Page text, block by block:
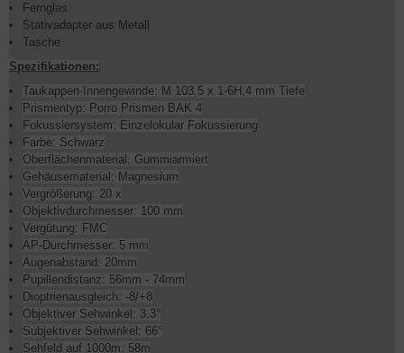
Fernglas
Stativadapter aus Metall
Tasche
Spezifikationen:
Taukappen-Innengewinde: M 103,5 x 1-6H,4 mm Tiefe
Prismentyp: Porro Prismen BAK 4
Fokussiersystem: Einzelokular Fokussierung
Farbe: Schwarz
Oberflächenmaterial: Gummiarmiert
Gehäusematerial: Magnesium
Vergrößerung: 20 x
Objektivdurchmesser: 100 mm
Vergütung: FMC
AP-Durchmesser: 5 mm
Augenabstand: 20mm
Pupillendistanz: 56mm - 74mm
Dioptrienausgleich: -8/+8
Objektiver Sehwinkel: 3.3°
Subjektiver Sehwinkel: 66°
Sehfeld auf 1000m: 58m